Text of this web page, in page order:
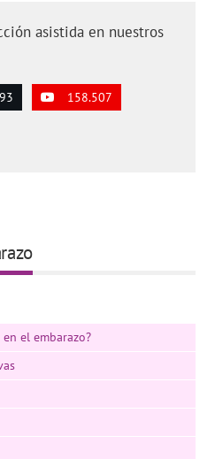
asistida en nuestros
158.507
el embarazo?